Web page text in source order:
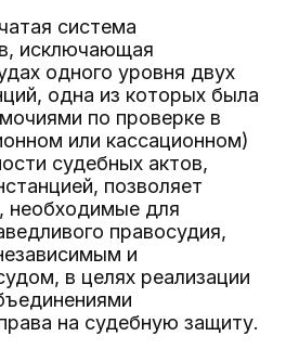
система
исключающая
одного уровня двух
одна из которых была
по проверке в
или кассационном)
судебных актов,
позволяет
необходимые для
правосудия,
и
в целях реализации
на судебную защиту.